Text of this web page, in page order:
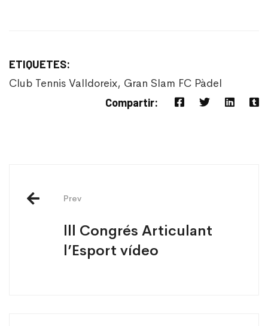
ETIQUETES:
Club Tennis Valldoreix, Gran Slam FC Pàdel
Compartir:
Prev
lll Congrés Articulant
l’Esport vídeo